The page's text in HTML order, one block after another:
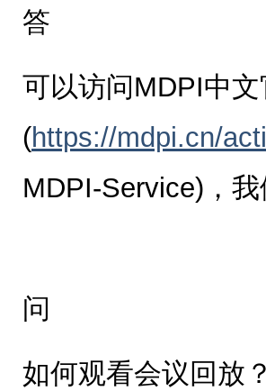
答
可以访问MDPI中
(https://mdpi.cn/
MDPI-Service)，
问
如何观看会议回放？